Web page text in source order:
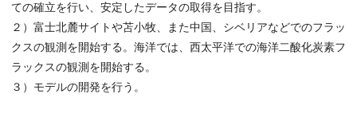
ての確立を行い、安定したデータの取得を目指す。
２）富士北麓サイトや苫小牧、また中国、シベリアなどでのフラッ
クスの観測を開始する。海洋では、西太平洋での海洋二酸化炭素フ
ラックスの観測を開始する。
３）モデルの開発を行う。